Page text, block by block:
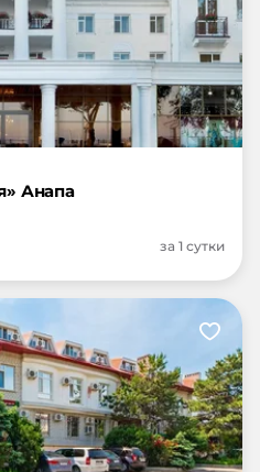
Анапа
за 1 сутки